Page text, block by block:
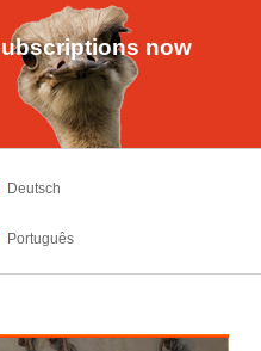
now
Deutsch
Português